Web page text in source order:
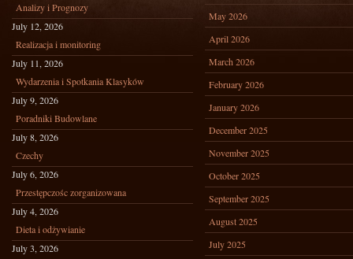
Analizy i Prognozy
July 12, 2026
Realizacja i monitoring
July 11, 2026
Wydarzenia i Spotkania Klasyków
July 9, 2026
Poradniki Budowlane
July 8, 2026
Czechy
July 6, 2026
Przestępczośc zorganizowana
July 4, 2026
Dieta i odżywianie
July 3, 2026
May 2026
April 2026
March 2026
February 2026
January 2026
December 2025
November 2025
October 2025
September 2025
August 2025
July 2025